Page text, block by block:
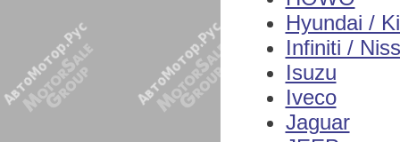
Hyundai /
Infiniti /
Isuzu
Iveco
Jaguar